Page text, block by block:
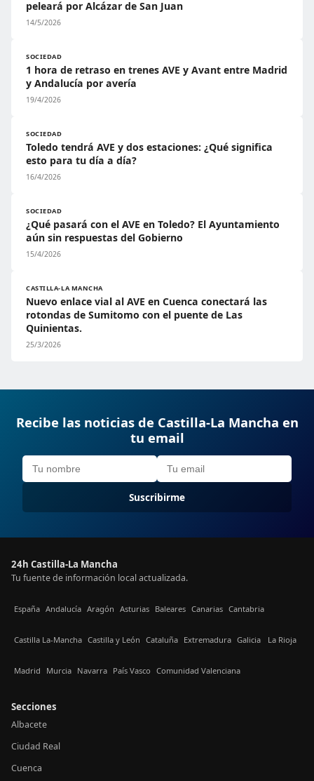
peleará por Alcázar de San Juan
14/5/2026
SOCIEDAD
1 hora de retraso en trenes AVE y Avant entre Madrid
y Andalucía por avería
19/4/2026
SOCIEDAD
Toledo tendrá AVE y dos estaciones: ¿Qué significa
esto para tu día a día?
16/4/2026
SOCIEDAD
¿Qué pasará con el AVE en Toledo? El Ayuntamiento
aún sin respuestas del Gobierno
15/4/2026
CASTILLA-LA MANCHA
Nuevo enlace vial al AVE en Cuenca conectará las
rotondas de Sumitomo con el puente de Las
Quinientas.
25/3/2026
Recibe las noticias de Castilla-La Mancha en
tu email
Suscribirme
24h Castilla-La Mancha
Tu fuente de información local actualizada.
España Andalucía Aragón Asturias Baleares Canarias Cantabria
Castilla La-Mancha Castilla y León Cataluña Extremadura Galicia La Rioja
Madrid Murcia Navarra País Vasco Comunidad Valenciana
Secciones
Albacete
Ciudad Real
Cuenca